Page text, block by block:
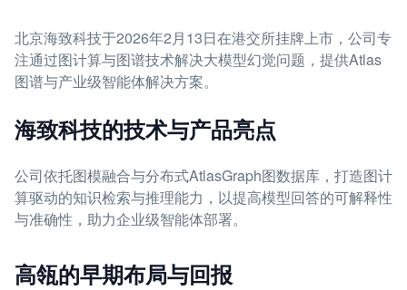
北京海致科技于2026年2月13日在港交所挂牌上市，公司专
注通过图计算与图谱技术解决大模型幻觉问题，提供Atlas
图谱与产业级智能体解决方案。
海致科技的技术与产品亮点
公司依托图模融合与分布式AtlasGraph图数据库，打造图计
算驱动的知识检索与推理能力，以提高模型回答的可解释性
与准确性，助力企业级智能体部署。
高瓴的早期布局与回报